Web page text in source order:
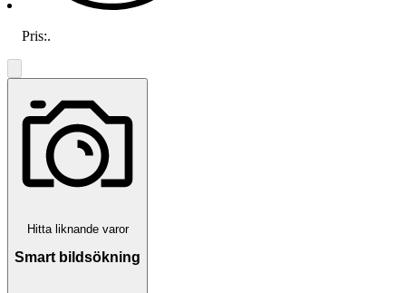
Pris:.
Hitta liknande varor
Smart bildsökning